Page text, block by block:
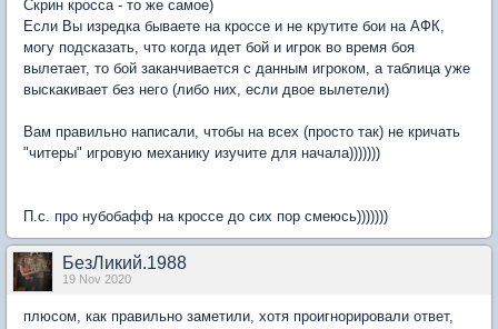
Скрин кросса - то же самое)
Если Вы изредка бываете на кроссе и не крутите бои на АФК,
могу подсказать, что когда идет бой и игрок во время боя
вылетает, то бой заканчивается с данным игроком, а таблица уже
выскакивает без него (либо них, если двое вылетели)
Вам правильно написали, чтобы на всех (просто так) не кричать
"читеры" игровую механику изучите для начала)))))))
П.с. про нубобафф на кроссе до сих пор смеюсь)))))))
БезЛикий.1988
19 Nov 2020
плюсом, как правильно заметили, хотя проигнорировали ответ,